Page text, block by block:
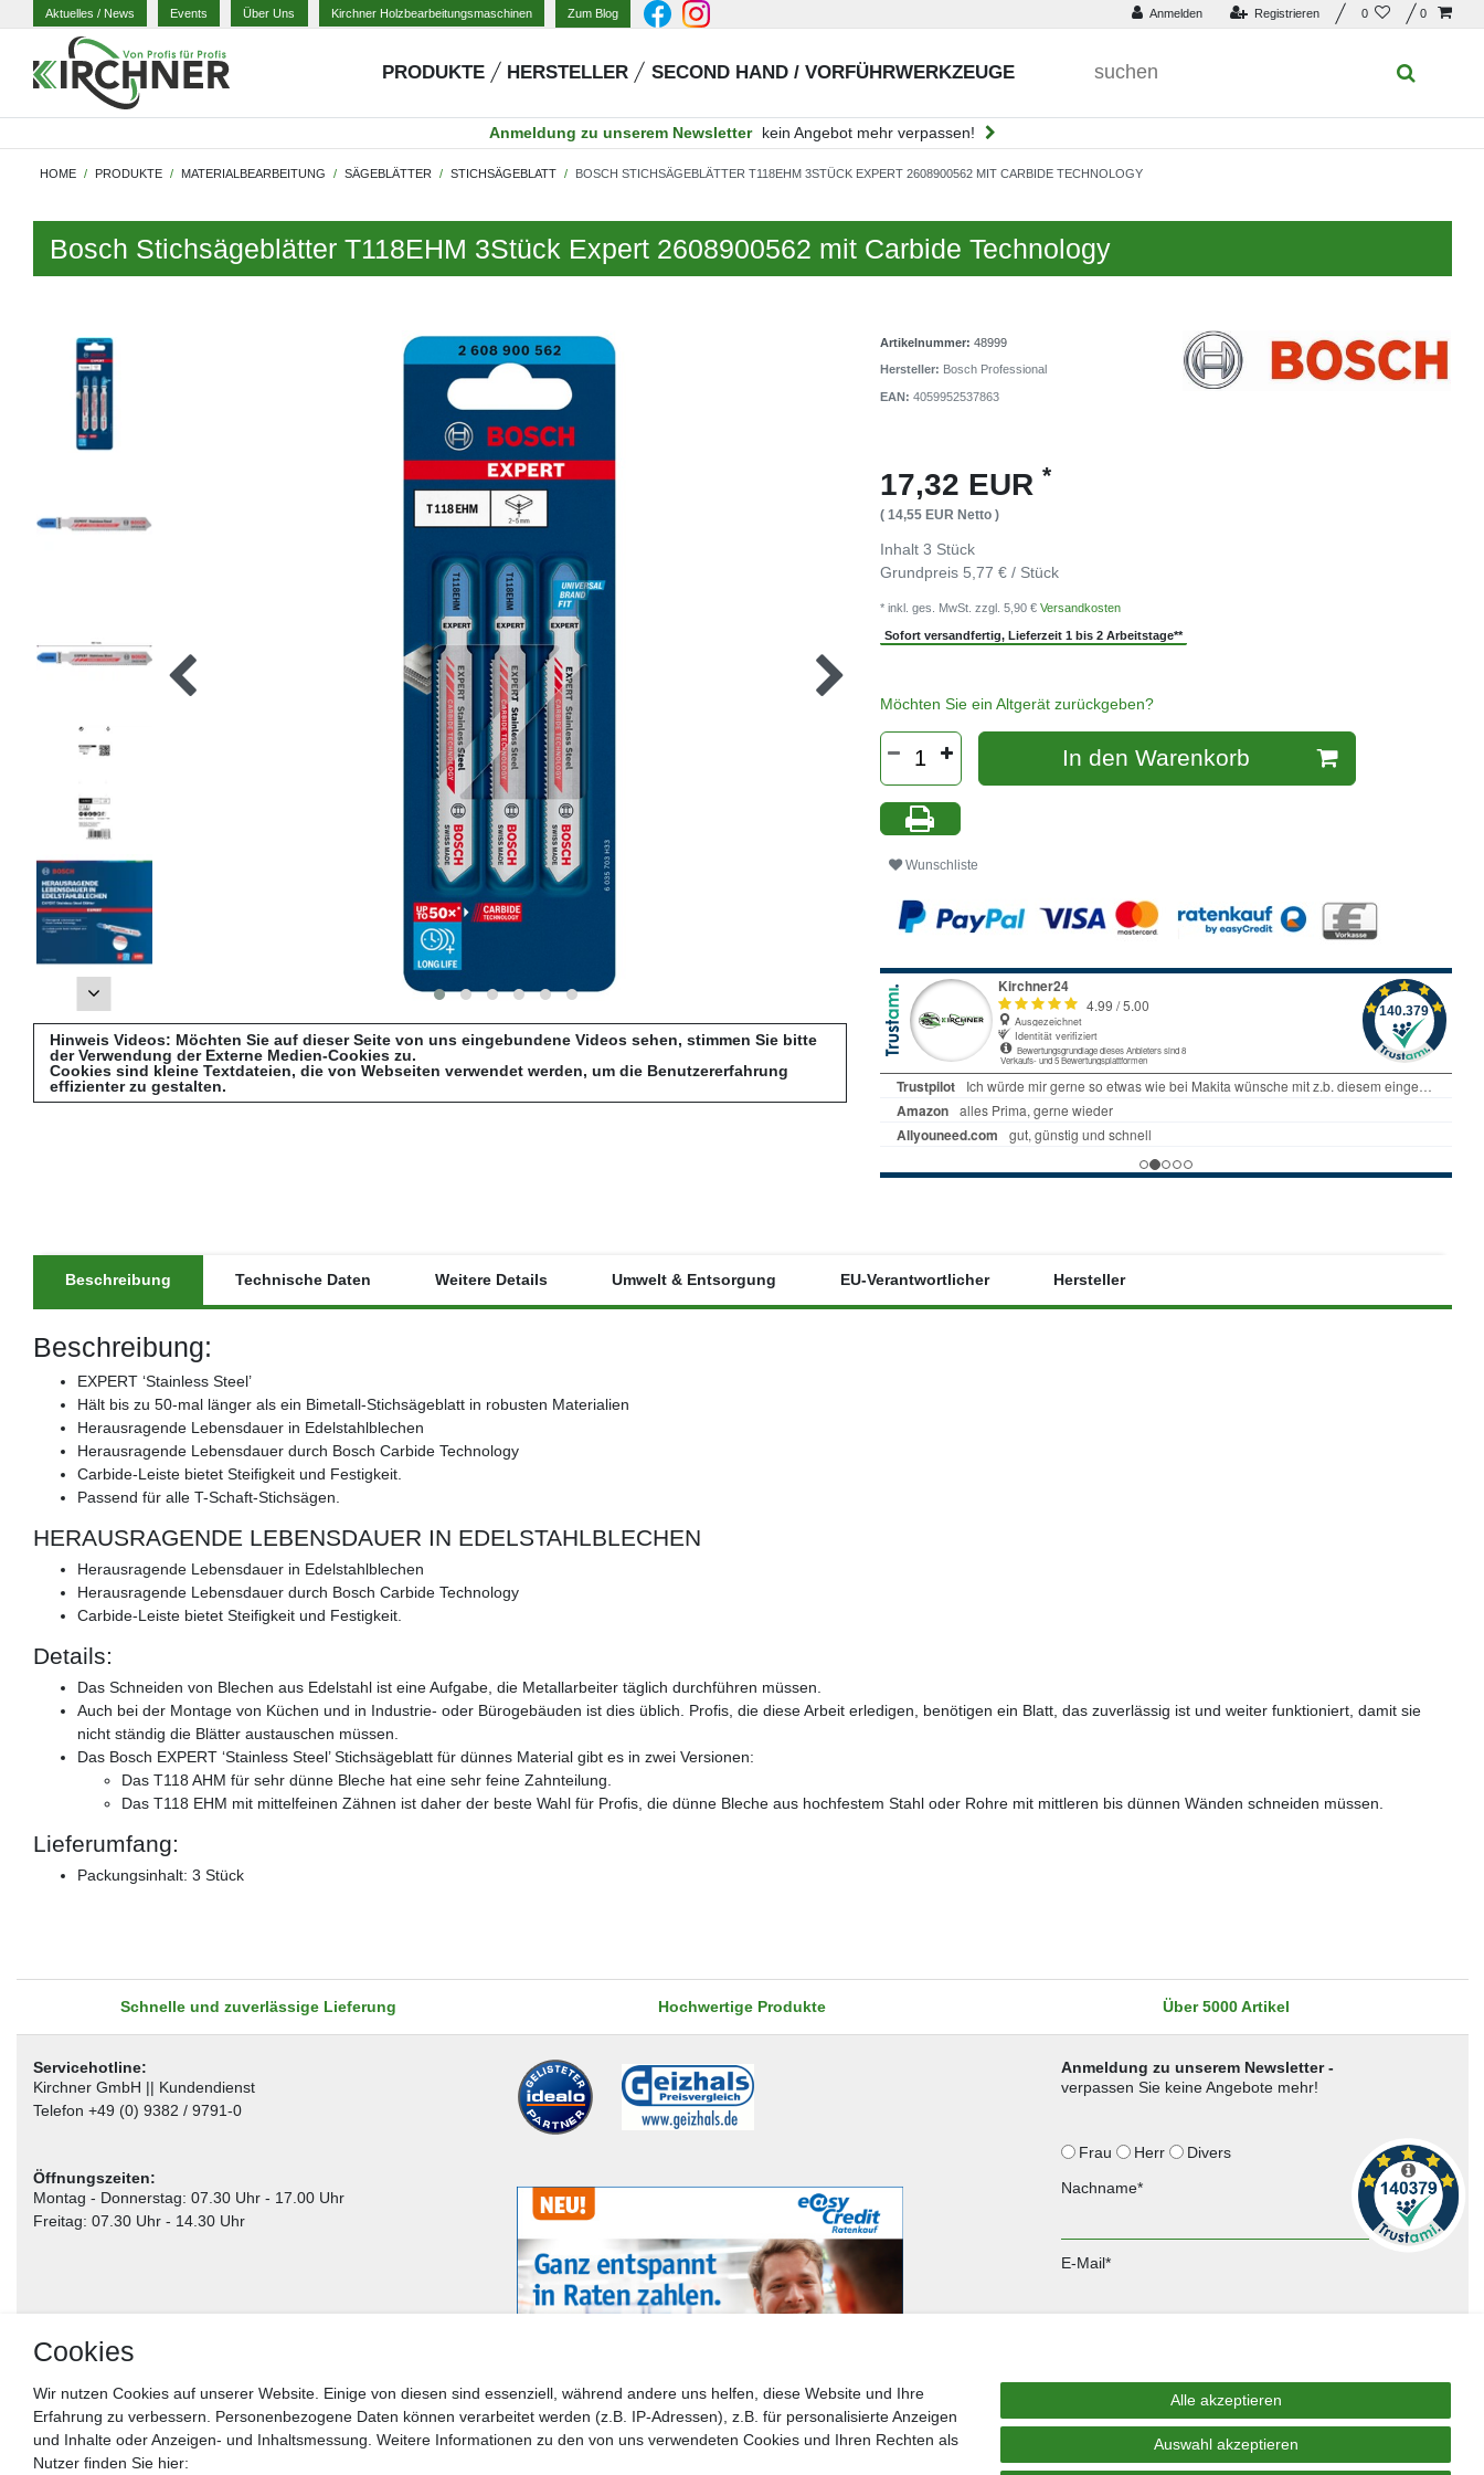
Anmelden Registrieren 0 0
Aktuelles / News Events Über Uns Kirchner Holzbearbeitungsmaschinen Zum Blog
PRODUKTE HERSTELLER SECOND HAND / VORFÜHRWERKZEUGE
Anmeldung zu unserem Newsletter kein Angebot mehr verpassen!
HOME PRODUKTE MATERIALBEARBEITUNG SÄGEBLÄTTER STICHSÄGEBLATT BOSCH STICHSÄGEBLÄTTER T118EHM 3STÜCK EXPERT 2608900562 MIT CARBIDE TECHNOLOGY
Bosch Stichsägeblätter T118EHM 3Stück Expert 2608900562 mit Carbide Technology
Hinweis Videos: Möchten Sie auf dieser Seite von uns eingebundene Videos sehen, stimmen Sie bitte
der Verwendung der Externe Medien-Cookies zu.
Cookies sind kleine Textdateien, die von Webseiten verwendet werden, um die Benutzererfahrung
effizienter zu gestalten.
Artikelnummer: 48999
Hersteller: Bosch Professional
EAN: 4059952537863
17,32 EUR *
( 14,55 EUR Netto )
Inhalt 3 Stück
Grundpreis 5,77 € / Stück
* inkl. ges. MwSt. zzgl. 5,90 € Versandkosten
Sofort versandfertig, Lieferzeit 1 bis 2 Arbeitstage**
Möchten Sie ein Altgerät zurückgeben?
In den Warenkorb
Wunschliste
Beschreibung Technische Daten Weitere Details Umwelt & Entsorgung EU-Verantwortlicher Hersteller
Beschreibung:
EXPERT ‘Stainless Steel’
Hält bis zu 50-mal länger als ein Bimetall-Stichsägeblatt in robusten Materialien
Herausragende Lebensdauer in Edelstahlblechen
Herausragende Lebensdauer durch Bosch Carbide Technology
Carbide-Leiste bietet Steifigkeit und Festigkeit.
Passend für alle T-Schaft-Stichsägen.
HERAUSRAGENDE LEBENSDAUER IN EDELSTAHLBLECHEN
Herausragende Lebensdauer in Edelstahlblechen
Herausragende Lebensdauer durch Bosch Carbide Technology
Carbide-Leiste bietet Steifigkeit und Festigkeit.
Details:
Das Schneiden von Blechen aus Edelstahl ist eine Aufgabe, die Metallarbeiter täglich durchführen müssen.
Auch bei der Montage von Küchen und in Industrie- oder Bürogebäuden ist dies üblich. Profis, die diese Arbeit erledigen, benötigen ein Blatt, das zuverlässig ist und weiter funktioniert, damit sie
nicht ständig die Blätter austauschen müssen.
Das Bosch EXPERT ‘Stainless Steel’ Stichsägeblatt für dünnes Material gibt es in zwei Versionen:
Das T118 AHM für sehr dünne Bleche hat eine sehr feine Zahnteilung.
Das T118 EHM mit mittelfeinen Zähnen ist daher der beste Wahl für Profis, die dünne Bleche aus hochfestem Stahl oder Rohre mit mittleren bis dünnen Wänden schneiden müssen.
Lieferumfang:
Packungsinhalt: 3 Stück
Schnelle und zuverlässige Lieferung Hochwertige Produkte Über 5000 Artikel
Servicehotline:
Kirchner GmbH || Kundendienst
Telefon +49 (0) 9382 / 9791-0
Öffnungszeiten:
Montag - Donnerstag: 07.30 Uhr - 17.00 Uhr
Freitag: 07.30 Uhr - 14.30 Uhr
Anmeldung zu unserem Newsletter -
verpassen Sie keine Angebote mehr!
Frau Herr
Divers
Nachname*
E-Mail*
Sie können den Newsletter jederzeit kostenlos abbestellen.
** gilt für Lieferungen innerhalb Deutschlands, Lieferzeiten für andere Länder entnehmen Sie bitte der Schaltfläche mit den Versandinformationen
Cookies
Wir nutzen Cookies auf unserer Website. Einige von diesen sind essenziell, während andere uns helfen, diese Website und Ihre
Erfahrung zu verbessern. Personenbezogene Daten können verarbeitet werden (z.B. IP-Adressen), z.B. für personalisierte Anzeigen
und Inhalte oder Anzeigen- und Inhaltsmessung. Weitere Informationen zu den von uns verwendeten Cookies und Ihren Rechten als
Nutzer finden Sie hier:
Alle akzeptieren
Auswahl akzeptieren